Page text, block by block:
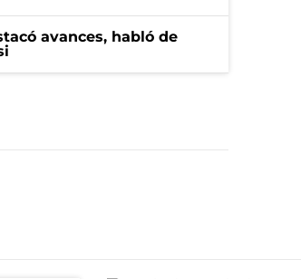
avances, habló de